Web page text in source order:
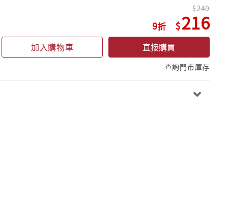
9
240
216
加入購物車 直接購買
查詢門市庫存